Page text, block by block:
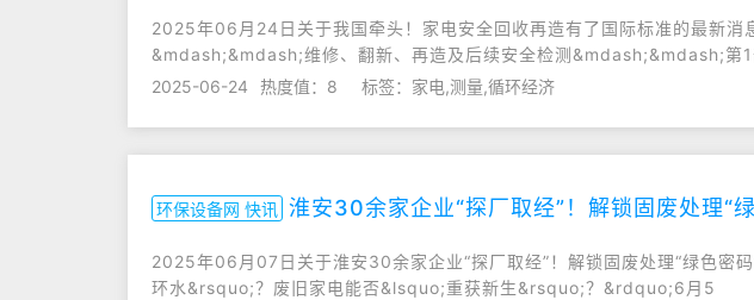
2025年06月24日关于我国牵头！家电安全回收再造有了国际标准的最新
&mdash;&mdash;维修、翻新、再造及后续安全检测&mdash;&mdash;第1
2025-06-24
热度值：8 标签：家电,测量,循环经济
环保设备网 快讯 淮安30余家企业“探厂取经”！解锁固废处理“
2025年06月07日关于淮安30余家企业“探厂取经”！解锁固废处理“绿色
环水&rsquo;？废旧家电能否&lsquo;重获新生&rsquo;？&rdquo;6月5